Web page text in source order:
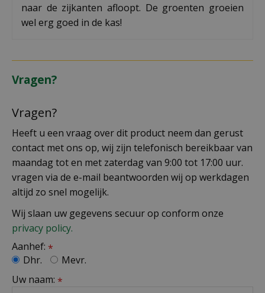
naar de zijkanten afloopt. De groenten groeien
wel erg goed in de kas!
Vragen?
Vragen?
Heeft u een vraag over dit product neem dan gerust
contact met ons op, wij zijn telefonisch bereikbaar van
maandag tot en met zaterdag van 9:00 tot 17:00 uur.
vragen via de e-mail beantwoorden wij op werkdagen
altijd zo snel mogelijk.
Wij slaan uw gegevens secuur op conform onze
privacy policy.
Aanhef: *
Dhr.
Mevr.
Uw naam: *